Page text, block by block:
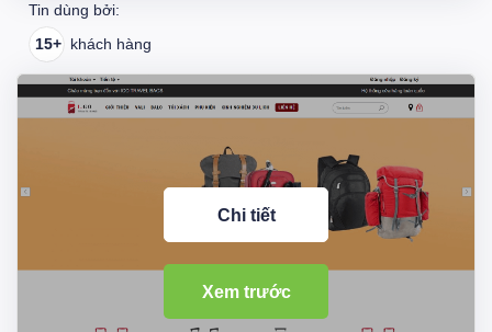
Tin dùng bởi:
15+ khách hàng
Chi tiết
Xem trước